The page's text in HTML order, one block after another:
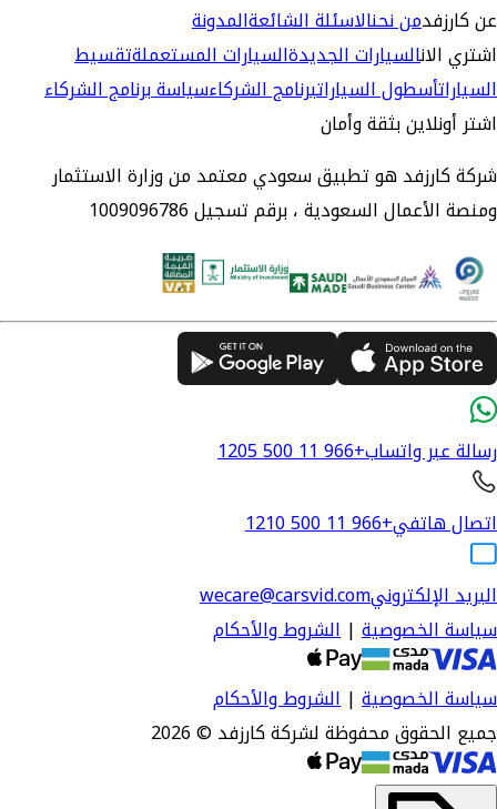
عن كارزفدمن نحنالاسئلة الشائعةالمدونة
اشتري الانالسيارات الجديدةالسيارات المستعملةتقسيط
السياراتأسطول السياراتبرنامج الشركاءسياسة برنامج الشركاء
اشتر أونلاين بثقة وأمان
شركة كارزفد هو تطبيق سعودي معتمد من وزارة الاستثمار
ومنصة الأعمال السعودية ، برقم تسجيل 1009096786
رسالة عبر واتساب+966 11 500 1205
اتصال هاتفي+966 11 500 1210
البريد الإلكترونيwecare@carsvid.com
سياسة الخصوصية | الشروط والأحكام
سياسة الخصوصية | الشروط والأحكام
جميع الحقوق محفوظة لشركة كارزفد © 2026